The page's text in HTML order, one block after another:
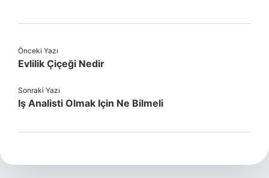
Önceki Yazı
Evlilik Çiçeği Nedir
Sonraki Yazı
Iş Analisti Olmak Için Ne Bilmeli